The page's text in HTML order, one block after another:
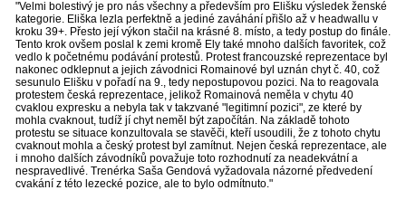
"Velmi bolestivý je pro nás všechny a především pro Elišku výsledek ženské
kategorie. Eliška lezla perfektně a jediné zaváhání přišlo až v headwallu v
kroku 39+. Přesto její výkon stačil na krásné 8. místo, a tedy postup do finále.
Tento krok ovšem poslal k zemi kromě Ely také mnoho dalších favoritek, což
vedlo k početnému podávání protestů. Protest francouzské reprezentace byl
nakonec odklepnut a jejich závodnici Romainové byl uznán chyt č. 40, což
sesunulo Elišku v pořadí na 9., tedy nepostupovou pozici. Na to reagovala
protestem česká reprezentace, jelikož Romainová neměla v chytu 40
cvaklou expresku a nebyla tak v takzvané "legitimní pozici", ze které by
mohla cvaknout, tudíž jí chyt neměl být započítán. Na základě tohoto
protestu se situace konzultovala se stavěči, kteří usoudili, že z tohoto chytu
cvaknout mohla a český protest byl zamítnut. Nejen česká reprezentace, ale
i mnoho dalších závodníků považuje toto rozhodnutí za neadekvátní a
nespravedlivé. Trenérka Saša Gendová vyžadovala názorné předvedení
cvakání z této lezecké pozice, ale to bylo odmítnuto."